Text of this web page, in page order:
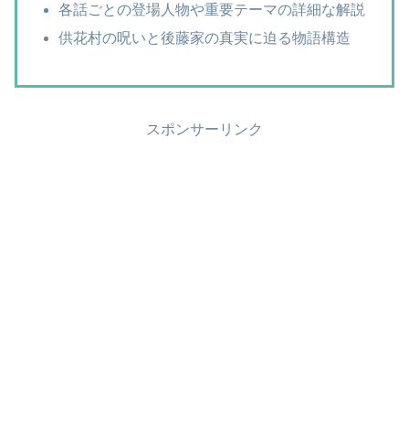
各話ごとの登場人物や重要テーマの詳細な解説
供花村の呪いと後藤家の真実に迫る物語構造
スポンサーリンク